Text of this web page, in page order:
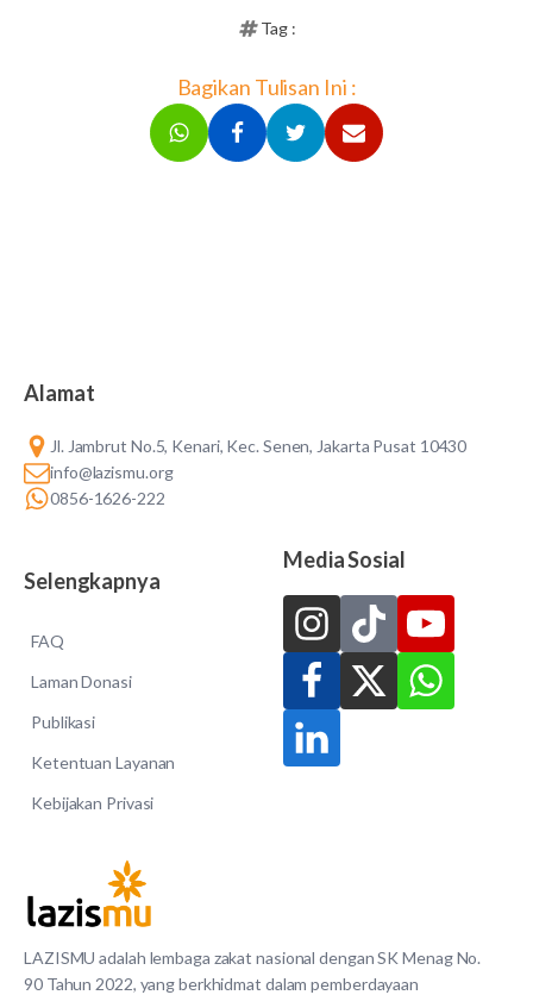
Tag :
Bagikan Tulisan Ini :
LAZISMU adalah lembaga zakat nasional dengan SK Menag No.
90 Tahun 2022, yang berkhidmat dalam pemberdayaan
Alamat
Jl. Jambrut No.5, Kenari, Kec. Senen, Jakarta Pusat 10430
info@lazismu.org
0856-1626-222
Selengkapnya
FAQ
Laman Donasi
Publikasi
Ketentuan Layanan
Kebijakan Privasi
Media Sosial